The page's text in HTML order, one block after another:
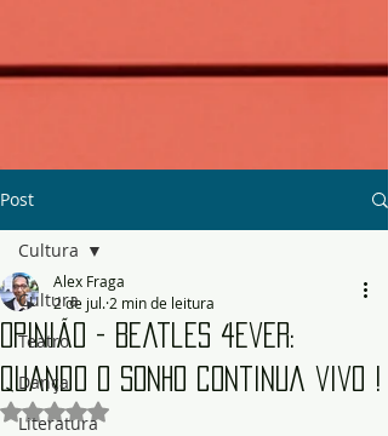
Post
Cultura
Teatro
Dança
Literatura
Cultura
Opinião - Beatles 4Ever:
quando o sonho continua vivo !
Alex Fraga
2 de jul. 2 min de leitura
Avaliado com NaN de 5 estrelas.